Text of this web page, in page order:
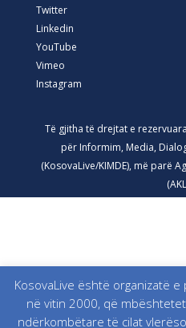
Twitter
Linkedin
YouTube
Vimeo
Instagram
Të gjitha të drejtat e
për Informim, Media,
(KosovaLive/KIMDE), më parë
KosovaLive është organizatë
në vitin 2000, që
ndërkombëtare të cilat